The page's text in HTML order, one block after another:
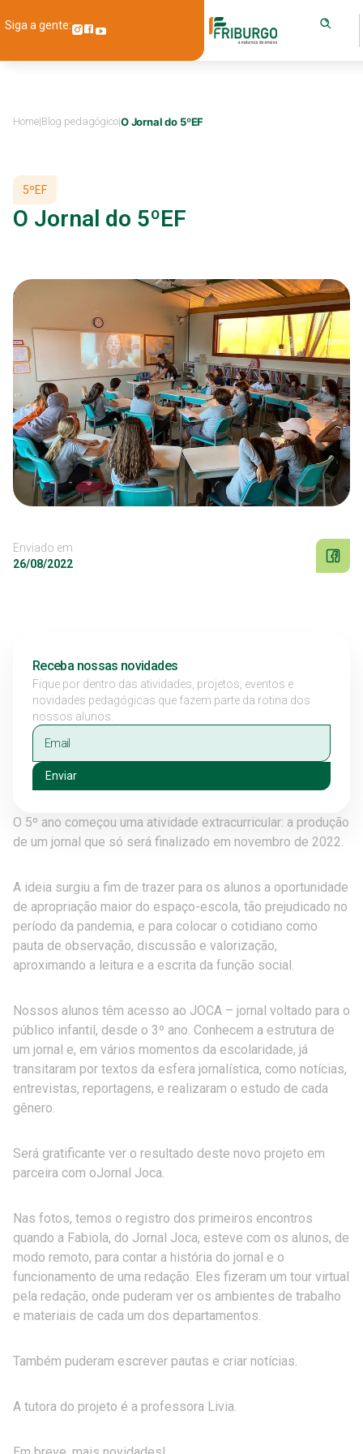
Siga a gente:
Home|Blog pedagógico|O Jornal do 5ºEF
5ºEF
O Jornal do 5ºEF
Enviado em
26/08/2022
Receba nossas novidades
Fique por dentro das atividades, projetos, eventos e
novidades pedagógicas que fazem parte da rotina dos
nossos alunos.
Enviar
O 5º ano começou uma atividade extracurricular: a produção
de um jornal que só será finalizado em novembro de 2022.
A ideia surgiu a fim de trazer para os alunos a oportunidade
de apropriação maior do espaço-escola, tão prejudicado no
período da pandemia, e para colocar o cotidiano como
pauta de observação, discussão e valorização,
aproximando a leitura e a escrita da função social.
Nossos alunos têm acesso ao JOCA – jornal voltado para o
público infantil, desde o 3º ano. Conhecem a estrutura de
um jornal e, em vários momentos da escolaridade, já
transitaram por textos da esfera jornalística, como notícias,
entrevistas, reportagens, e realizaram o estudo de cada
gênero.
Será gratificante ver o resultado deste novo projeto em
parceira com oJornal Joca.
Nas fotos, temos o registro dos primeiros encontros
quando a Fabiola, do Jornal Joca, esteve com os alunos, de
modo remoto, para contar a história do jornal e o
funcionamento de uma redação. Eles fizeram um tour virtual
pela redação, onde puderam ver os ambientes de trabalho
e materiais de cada um dos departamentos.
Também puderam escrever pautas e criar notícias.
A tutora do projeto é a professora Livia.